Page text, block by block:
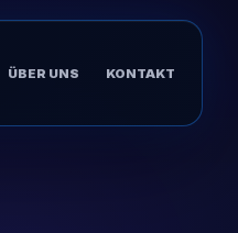
ÜBER UNS KONTAKT